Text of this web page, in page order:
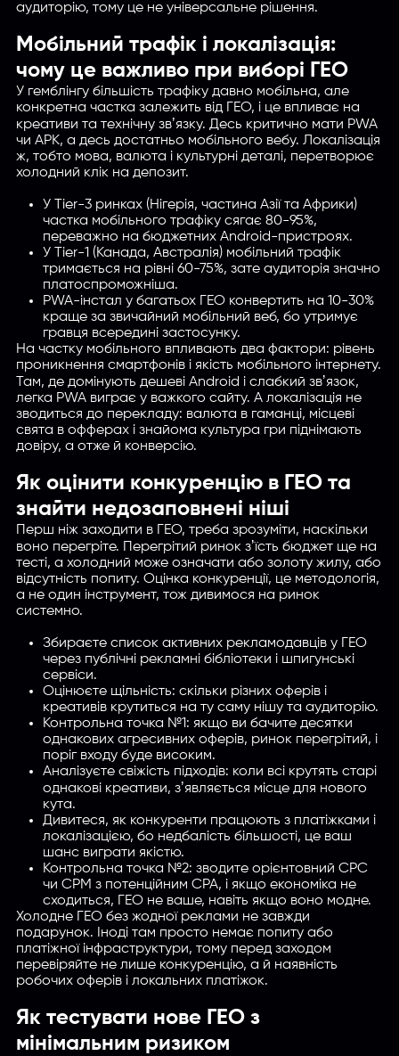
Введите название партнерки,
сервиса,команды и т.п.
аудиторію, тому це не універсальне рішення.
Мобільний трафік і локалізація:
чому це важливо при виборі ГЕО
У гемблінгу більшість трафіку давно мобільна, але
конкретна частка залежить від ГЕО, і це впливає на
креативи та технічну звʼязку. Десь критично мати PWA
чи APK, а десь достатньо мобільного вебу. Локалізація
ж, тобто мова, валюта і культурні деталі, перетворює
холодний клік на депозит.
У Tier-3 ринках (Нігерія, частина Азії та Африки)
частка мобільного трафіку сягає 80-95%,
переважно на бюджетних Android-пристроях.
У Tier-1 (Канада, Австралія) мобільний трафік
тримається на рівні 60-75%, зате аудиторія значно
платоспроможніша.
PWA-інстал у багатьох ГЕО конвертить на 10-30%
краще за звичайний мобільний веб, бо утримує
гравця всередині застосунку.
На частку мобільного впливають два фактори: рівень
проникнення смартфонів і якість мобільного інтернету.
Там, де домінують дешеві Android і слабкий звʼязок,
легка PWA виграє у важкого сайту. А локалізація не
зводиться до перекладу: валюта в гаманці, місцеві
свята в офферах і знайома культура гри піднімають
довіру, а отже й конверсію.
Як оцінити конкуренцію в ГЕО та
знайти недозаповнені ніші
Перш ніж заходити в ГЕО, треба зрозуміти, наскільки
воно перегріте. Перегрітий ринок зʼїсть бюджет ще на
тесті, а холодний може означати або золоту жилу, або
відсутність попиту. Оцінка конкуренції, це методологія,
а не один інструмент, тож дивимося на ринок
системно.
Збираєте список активних рекламодавців у ГЕО
через публічні рекламні бібліотеки і шпигунські
сервіси.
Оцінюєте щільність: скільки різних оферів і
креативів крутиться на ту саму нішу та аудиторію.
Контрольна точка №1: якщо ви бачите десятки
однакових агресивних оферів, ринок перегрітий, і
поріг входу буде високим.
Аналізуєте свіжість підходів: коли всі крутять старі
однакові креативи, зʼявляється місце для нового
кута.
Дивитеся, як конкуренти працюють з платіжками і
локалізацією, бо недбалість більшості, це ваш
шанс виграти якістю.
Контрольна точка №2: зводите орієнтовний CPC
чи CPM з потенційним CPA, і якщо економіка не
сходиться, ГЕО не ваше, навіть якщо воно модне.
Холодне ГЕО без жодної реклами не завжди
подарунок. Іноді там просто немає попиту або
платіжної інфраструктури, тому перед заходом
перевіряйте не лише конкуренцію, а й наявність
робочих оферів і локальних платіжок.
Як тестувати нове ГЕО з
мінімальним ризиком